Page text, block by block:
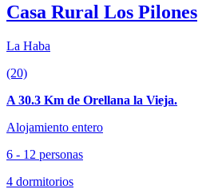
Casa Rural Los Pilones
La Haba
(20)
A 30.3 Km de Orellana la Vieja.
Alojamiento entero
6 - 12 personas
4 dormitorios